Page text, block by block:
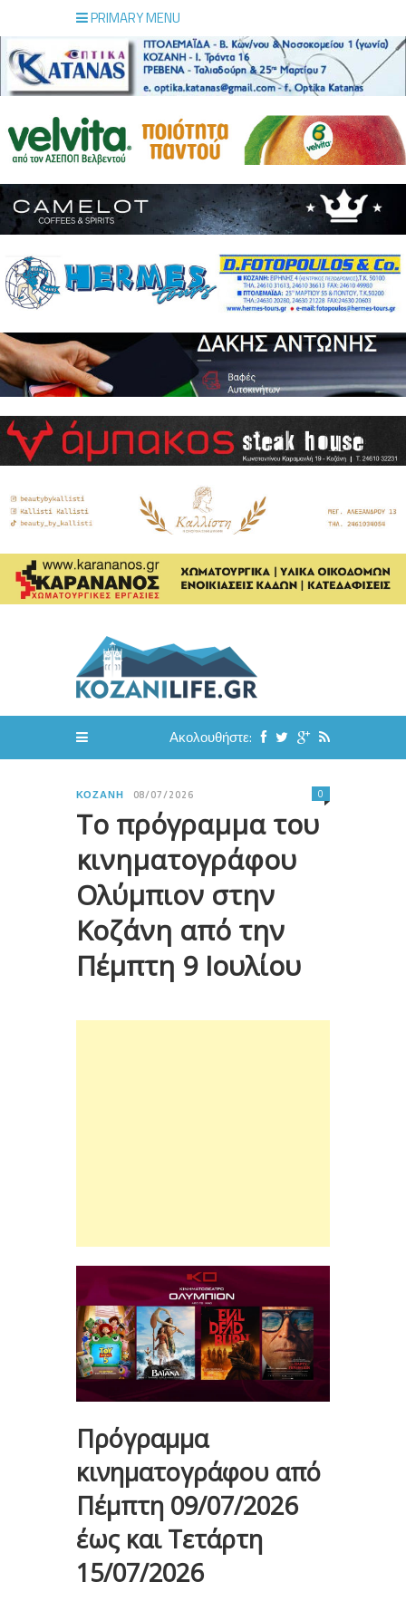
PRIMARY MENU
Ακολουθήστε:
ΚΟΖΆΝΗ 08/07/2026
Το πρόγραμμα του
κινηματογράφου
Ολύμπιον στην
Κοζάνη από την
Πέμπτη 9 Ιουλίου
0
Πρόγραμμα
κινηματογράφου από
Πέμπτη 09/07/2026
έως και Τετάρτη
15/07/2026